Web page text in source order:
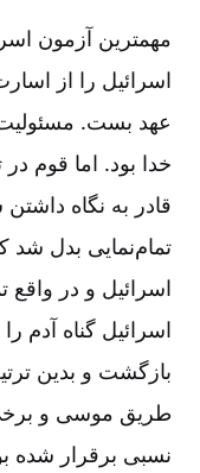
مهمترین آزمون
اسرائیل را از
عهد بست.
خدا بود. اما قوم
قادر به نگاه
تمام‌نمایی بدل
اسرائیل و در واقع
اسرائیل گناه آدم
بازگشت و بدین
طریق موسی و برخی
نسبی برقرار شده